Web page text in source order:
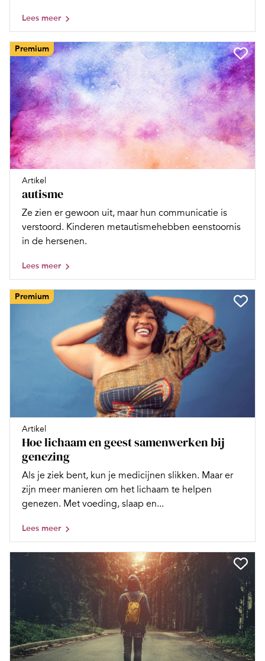
Lees meer
Premium
Artikel
autisme
Ze zien er gewoon uit, maar hun communicatie is
verstoord. Kinderen metautismehebben eenstoornis
in de hersenen.
Lees meer
Premium
Artikel
Hoe lichaam en geest samenwerken bij
genezing
Als je ziek bent, kun je medicijnen slikken. Maar er
zijn meer manieren om het lichaam te helpen
genezen. Met voeding, slaap en...
Lees meer